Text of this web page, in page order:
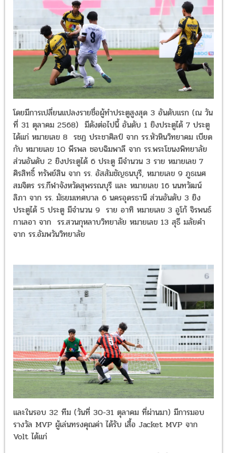
โดยมีการเปลี่ยนแปลงรายชื่อผู้ทำประตูสูงสุด 3 อันดับแรก (ณ วันที่
ตุลาคม 2568) มีดังต่อไปนี้ อันดับ 1 ยิงประตูได้ 7 ประตู ได้แก่
หมายเลข 8 รชฏ ประชาศิลป์ จาก รร.หัวหินวิทยาคม เบียดกับ หมาย
10 พีรพล ชอบฉิมพาลี จาก รร.พระโขนงพิทยาลัย ส่วนอันดับ 2 ยิงป
ได้ 6 ประตู มีจำนวน 3 ราย หมายเลข 7 ศิรสิทธิ์ ทรัพย์สิน จาก รร.
สัมชัญธนบุรี, หมายเลข 9 ภูธเนศ สมจิตร รร.กีฬาจังหวัดสุพรรณบุรี แ
หมายเลข 16 นนทวัฒน์ ลิภา จาก รร. มัธยมเทศบาล 6 นครอุดรธานี
อันดับ 3 ยิงประตูได้ 5 ประตู มีจำนวน 9 ราย อาทิ หมายเลข 3 อูโ
รพนธ์ กาเลอา จาก รร.สวนกุหลาบวิทยาลัย หมายเลข 13 สุธี มลัยคำ
และในรอบ 32 ทีม (วันที่ 30-31 ตุลาคม ที่ผ่านมา) มีการมอบรางวัล